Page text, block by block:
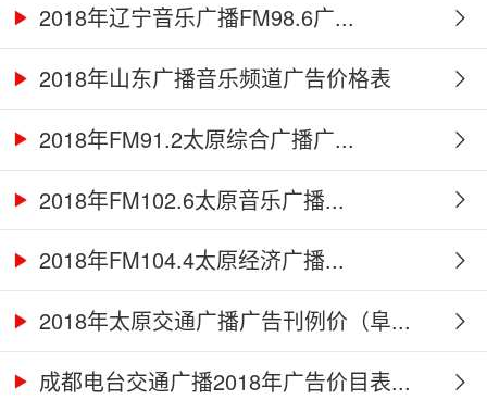
2018年辽宁音乐广播FM98.6广...
2018年山东广播音乐频道广告价格表
2018年FM91.2太原综合广播广...
2018年FM102.6太原音乐广播...
2018年FM104.4太原经济广播...
2018年太原交通广播广告刊例价（阜...
成都电台交通广播2018年广告价目表...